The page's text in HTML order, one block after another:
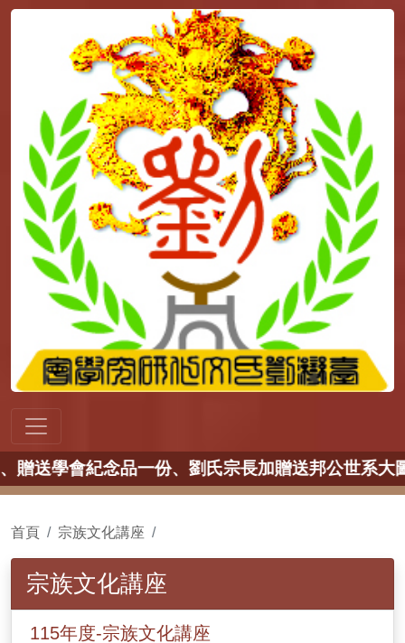
氏宗長加贈送邦公世系大圖一幅，並提供午餐)
首頁 宗族文化講座
宗族文化講座
115年度-宗族文化講座